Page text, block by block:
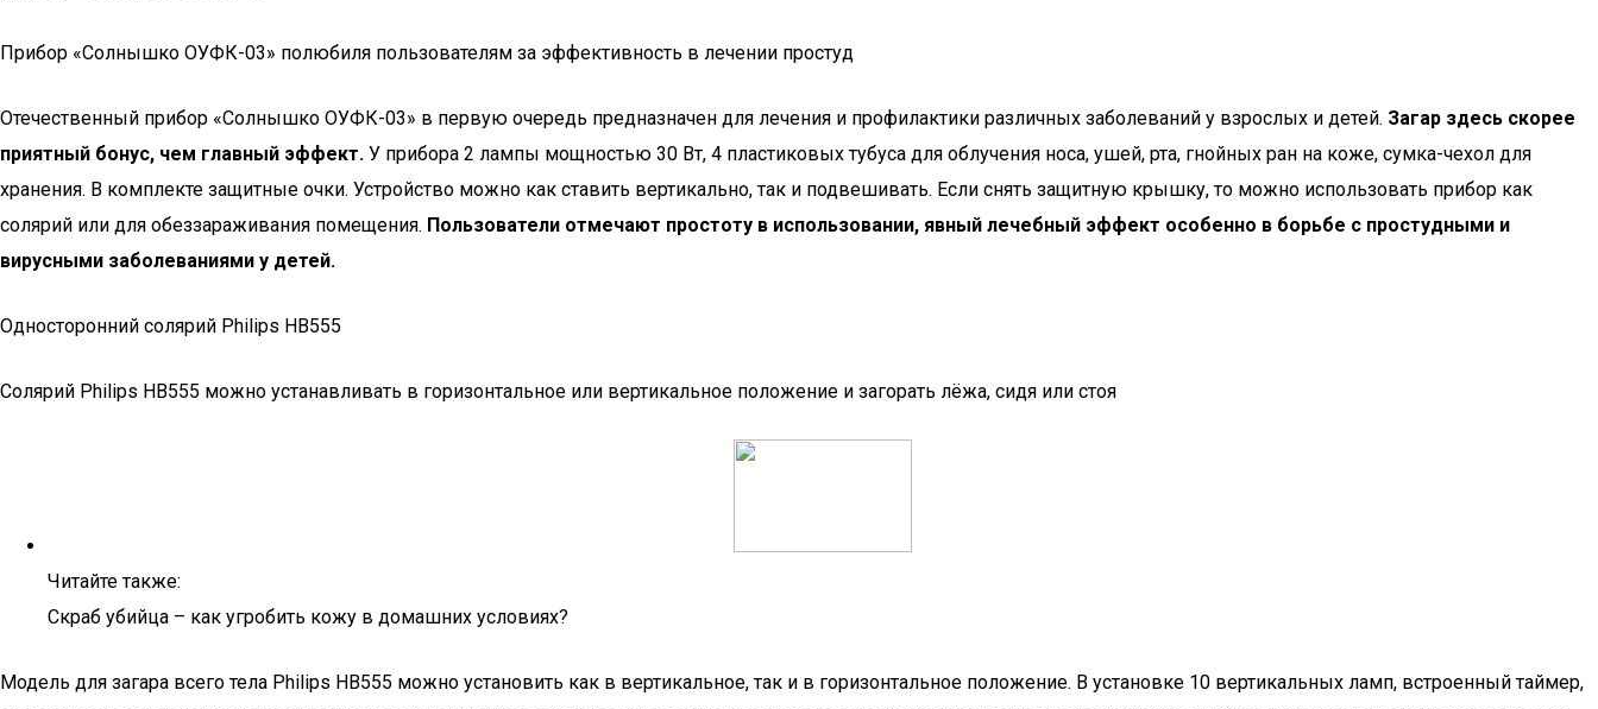
Прибор «Солнышко ОУФК-03» полюбиля пользователям за эффективность в лечении простуд
Отечественный прибор «Солнышко ОУФК-03» в первую очередь предназначен для лечения и профилактики различных заболеваний у взрослых и детей. Загар здесь скорее
приятный бонус, чем главный эффект. У прибора 2 лампы мощностью 30 Вт, 4 пластиковых тубуса для облучения носа, ушей, рта, гнойных ран на коже, сумка-чехол для
хранения. В комплекте защитные очки. Устройство можно как ставить вертикально, так и подвешивать. Если снять защитную крышку, то можно использовать прибор как
солярий или для обеззараживания помещения. Пользователи отмечают простоту в использовании, явный лечебный эффект особенно в борьбе с простудными и
вирусными заболеваниями у детей.
Односторонний солярий Philips HB555
Солярий Philips HB555 можно устанавливать в горизонтальное или вертикальное положение и загорать лёжа, сидя или стоя
Читайте также:
Скраб убийца – как угробить кожу в домашних условиях?
Модель для загара всего тела Philips HB555 можно установить как в вертикальное, так и в горизонтальное положение. В установке 10 вертикальных ламп, встроенный таймер,